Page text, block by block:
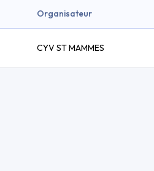
Organisateur
CYV ST MAMMES